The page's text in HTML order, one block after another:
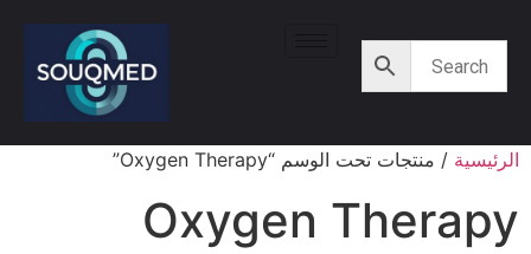
الرئيسية/ منتجات تحت الوسم “Oxygen Therapy”
Oxygen Therapy